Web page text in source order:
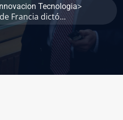
Tecnologia>
Francia dictó...